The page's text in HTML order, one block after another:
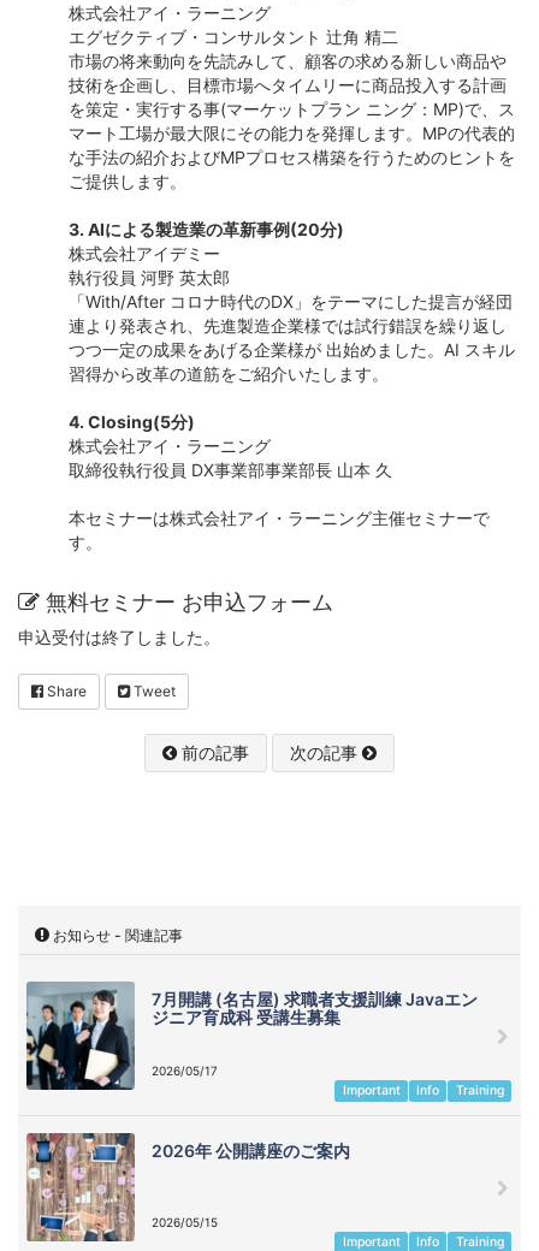
株式会社アイ・ラーニング
エグゼクティブ・コンサルタント 辻角 精二
市場の将来動向を先読みして、顧客の求める新しい商品や
技術を企画し、目標市場へタイムリーに商品投入する計画
を策定・実行する事(マーケットプラン ニング：MP)で、ス
マート工場が最大限にその能力を発揮します。MPの代表的
な手法の紹介およびMPプロセス構築を行うためのヒントを
ご提供します。
3. AIによる製造業の革新事例(20分)
株式会社アイデミー
執行役員 河野 英太郎
「With/After コロナ時代のDX」をテーマにした提言が経団
連より発表され、先進製造企業様では試行錯誤を繰り返し
つつ一定の成果をあげる企業様が 出始めました。AI スキル
習得から改革の道筋をご紹介いたします。
4. Closing(5分)
株式会社アイ・ラーニング
取締役執行役員 DX事業部事業部長 山本 久
本セミナーは株式会社アイ・ラーニング主催セミナーで
す。
無料セミナー お申込フォーム
申込受付は終了しました。
Share Tweet
前の記事 次の記事
お知らせ - 関連記事
7月開講 (名古屋) 求職者支援訓練 Javaエン
ジニア育成科 受講生募集
2026/05/17
Important Info Training
2026年 公開講座のご案内
2026/05/15
Important Info Training